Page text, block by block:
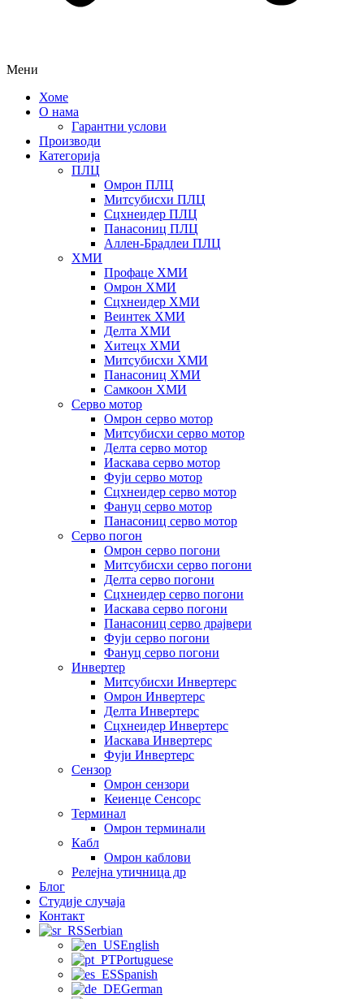
Мени
Хоме
О нама
Гарантни услови
Производи
Категорија
ПЛЦ
Омрон ПЛЦ
Митсубисхи ПЛЦ
Сцхнеидер ПЛЦ
Панасониц ПЛЦ
Аллен-Брадлеи ПЛЦ
ХМИ
Профаце ХМИ
Омрон ХМИ
Сцхнеидер ХМИ
Веинтек ХМИ
Делта ХМИ
Хитецх ХМИ
Митсубисхи ХМИ
Панасониц ХМИ
Самкоон ХМИ
Серво мотор
Омрон серво мотор
Митсубисхи серво мотор
Делта серво мотор
Иаскава серво мотор
Фуји серво мотор
Сцхнеидер серво мотор
Фануц серво мотор
Панасониц серво мотор
Серво погон
Омрон серво погони
Митсубисхи серво погони
Делта серво погони
Сцхнеидер серво погони
Иаскава серво погони
Панасониц серво драјвери
Фуји серво погони
Фануц серво погони
Инвертер
Митсубисхи Инвертерс
Омрон Инвертерс
Делта Инвертерс
Сцхнеидер Инвертерс
Иаскава Инвертерс
Фуји Инвертерс
Сензор
Омрон сензори
Кеиенце Сенсорс
Терминал
Омрон терминали
Кабл
Омрон каблови
Релејна утичница др
Блог
Студије случаја
Контакт
Serbian
English
Portuguese
Spanish
German